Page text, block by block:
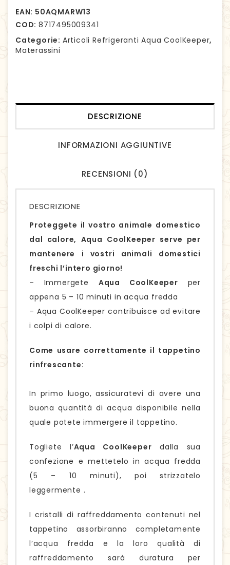
EAN: 50AQMARW13
COD: 8717495009341
Categorie: Articoli Refrigeranti Aqua CoolKeeper,
Materassini
DESCRIZIONE
INFORMAZIONI AGGIUNTIVE
RECENSIONI (0)
DESCRIZIONE
Proteggete il vostro animale domestico
dal calore, Aqua CoolKeeper serve per
mantenere i vostri animali domestici
freschi l’intero giorno!
– Immergete Aqua CoolKeeper per
appena 5 – 10 minuti in acqua fredda
– Aqua CoolKeeper contribuisce ad evitare
i colpi di calore.
Come usare correttamente il tappetino
rinfrescante:
In primo luogo, assicuratevi di avere una
buona quantità di acqua disponibile nella
quale potete immergere il tappetino.
Togliete l’Aqua CoolKeeper dalla sua
confezione e mettetelo in acqua fredda
(5 – 10 minuti), poi strizzatelo
leggermente .
I cristalli di raffreddamento contenuti nel
tappetino assorbiranno completamente
l’acqua fredda e la loro qualità di
raffreddamento sarà duratura per